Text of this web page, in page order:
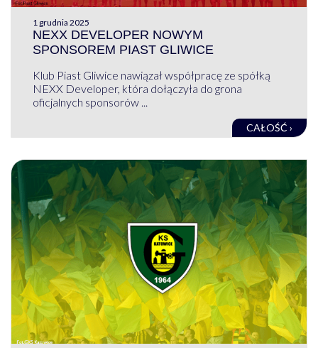
1 grudnia 2025
NEXX DEVELOPER NOWYM
SPONSOREM PIAST GLIWICE
Klub Piast Gliwice nawiązał współpracę ze spółką
NEXX Developer, która dołączyła do grona
oficjalnych sponsorów ...
CAŁOŚĆ ›